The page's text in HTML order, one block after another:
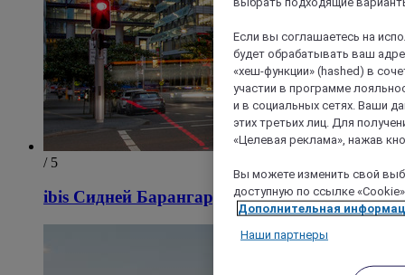
/ 5
ibis Сидней Барангару
Если вы соглашаетесь на
будет обрабатывать ваш
«хеш-функции» (hashed) в
участии в программе
и в социальных сетях. Ваши
этих третьих лиц. Для
«Целевая реклама», нажав
Вы можете изменить свой
доступную по ссылке
Дополнительная
Наши партнеры